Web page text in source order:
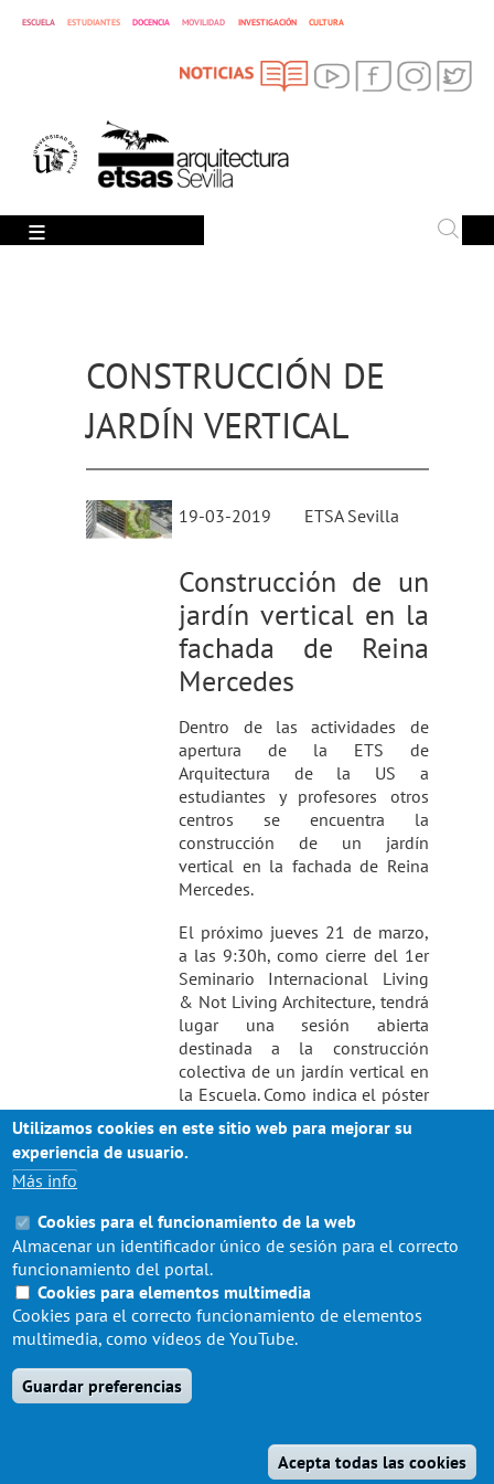
ESCUELA ESTUDIANTES DOCENCIA MOVILIDAD INVESTIGACIÓN CULTURA
CONSTRUCCIÓN DE
JARDÍN VERTICAL
ETSA Sevilla
19-03-2019
Construcción de un
jardín vertical en la
fachada de Reina
Mercedes
Dentro de las actividades de
apertura de la ETS de
Arquitectura de la US a
estudiantes y profesores otros
centros se encuentra la
construcción de un jardín
vertical en la fachada de Reina
Mercedes.
El próximo jueves 21 de marzo,
a las 9:30h, como cierre del 1er
Seminario Internacional Living
& Not Living Architecture, tendrá
lugar una sesión abierta
destinada a la construcción
colectiva de un jardín vertical en
la Escuela. Como indica el póster
adjunto, de la mano de
Urbana, se realizará un abordaje
teórico-práctico durante la
requerimientos técnicos y de
diseño. Y en la tarde se abordará
la parte práctica.
Mas información
Utilizamos cookies en este sitio web para mejorar su
experiencia de usuario.
Más info
Cookies para el funcionamiento de la web
Almacenar un identificador único de sesión para el correcto
funcionamiento del portal.
Cookies para elementos multimedia
Cookies para el correcto funcionamiento de elementos
multimedia, como vídeos de YouTube.
Guardar preferencias
Acepta todas las cookies